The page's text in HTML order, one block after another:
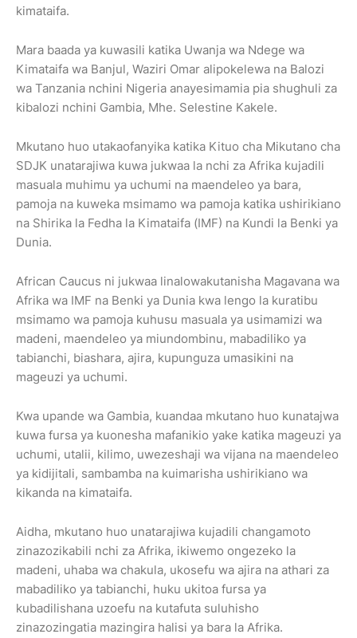
kimataifa.
Mara baada ya kuwasili katika Uwanja wa Ndege wa
Kimataifa wa Banjul, Waziri Omar alipokelewa na Balozi
wa Tanzania nchini Nigeria anayesimamia pia shughuli za
kibalozi nchini Gambia, Mhe. Selestine Kakele.
Mkutano huo utakaofanyika katika Kituo cha Mikutano cha
SDJK unatarajiwa kuwa jukwaa la nchi za Afrika kujadili
masuala muhimu ya uchumi na maendeleo ya bara,
pamoja na kuweka msimamo wa pamoja katika ushirikiano
na Shirika la Fedha la Kimataifa (IMF) na Kundi la Benki ya
Dunia.
African Caucus ni jukwaa linalowakutanisha Magavana wa
Afrika wa IMF na Benki ya Dunia kwa lengo la kuratibu
msimamo wa pamoja kuhusu masuala ya usimamizi wa
madeni, maendeleo ya miundombinu, mabadiliko ya
tabianchi, biashara, ajira, kupunguza umasikini na
mageuzi ya uchumi.
Kwa upande wa Gambia, kuandaa mkutano huo kunatajwa
kuwa fursa ya kuonesha mafanikio yake katika mageuzi ya
uchumi, utalii, kilimo, uwezeshaji wa vijana na maendeleo
ya kidijitali, sambamba na kuimarisha ushirikiano wa
kikanda na kimataifa.
Aidha, mkutano huo unatarajiwa kujadili changamoto
zinazozikabili nchi za Afrika, ikiwemo ongezeko la
madeni, uhaba wa chakula, ukosefu wa ajira na athari za
mabadiliko ya tabianchi, huku ukitoa fursa ya
kubadilishana uzoefu na kutafuta suluhisho
zinazozingatia mazingira halisi ya bara la Afrika.